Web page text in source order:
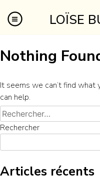
LOÏSE
Nothing
It seems we can’t find what
can help.
Rechercher
Articles récents